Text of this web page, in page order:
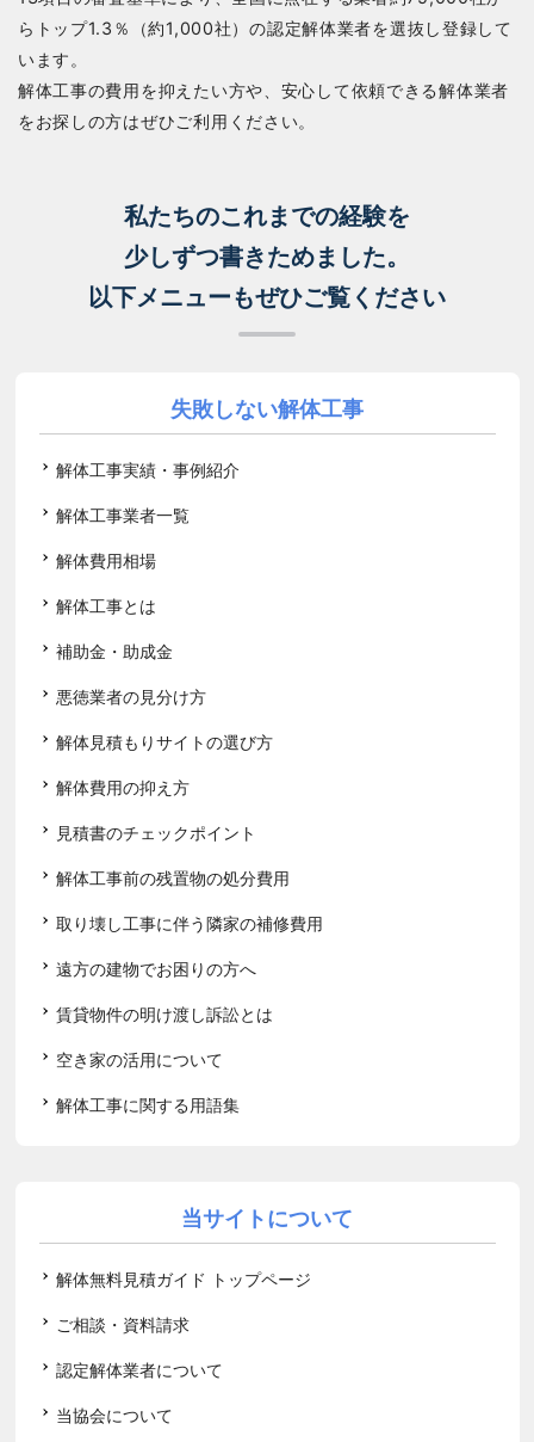
らトップ1.3％（約1,000社）の認定解体業者を選抜し登録して
います。
解体工事の費用を抑えたい方や、安心して依頼できる解体業者
をお探しの方はぜひご利用ください。
私たちのこれまでの経験を
少しずつ書きためました。
以下メニューもぜひご覧ください
失敗しない解体工事
解体工事実績・事例紹介
解体工事業者一覧
解体費用相場
解体工事とは
補助金・助成金
悪徳業者の見分け方
解体見積もりサイトの選び方
解体費用の抑え方
見積書のチェックポイント
解体工事前の残置物の処分費用
取り壊し工事に伴う隣家の補修費用
遠方の建物でお困りの方へ
賃貸物件の明け渡し訴訟とは
空き家の活用について
解体工事に関する用語集
当サイトについて
解体無料見積ガイド トップページ
ご相談・資料請求
認定解体業者について
当協会について